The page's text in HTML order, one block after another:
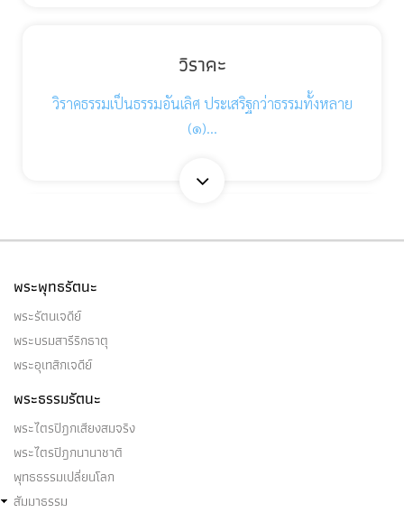
วิราคะ
วิราคธรรมเป็นธรรมอันเลิศ ประเสริฐกว่าธรรมทั้งหลาย
(๑)…
วิญญาณธาตุ
วิญญาณธาตุ เป็นไฉน (๑) จักขุวิญญาณธาตุ โสต
พราหมณ์ย่อมบัญญัติพราหมณ์ว่าได้วิชชา ๓ อย่างไร
พระพุทธรัตนะ
พระรัตนเจดีย์
พระบรมสารีริกธาตุ
พระอุเทสิกเจดีย์
พระธรรมรัตนะ
พระไตรปิฎกเสียงสมจริง
พระไตรปิฎกนานาชาติ
พุทธธรรมเปลี่ยนโลก
สัมมาธรรม